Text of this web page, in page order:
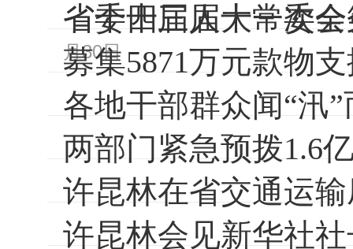
省委十三届十一次
省十四届人大常委
月30日
募集5871万元款物
各地干部群众闻“汛
两部门紧急预拨1.6
许昆林在省交通运
许昆林会见新华社